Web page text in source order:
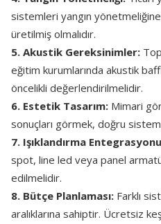
sistemleri yangın
üretilmiş olmalıdır.
5. Akustik Gereksinimler:
eğitim kurumlarında akustik
öncelikli değerlendirilmelidir.
6. Estetik Tasarım: Mimari
sonuçları görmek, doğru
7. Işıklandırma
spot, line led veya panel
edilmelidir.
8. Bütçe Planlaması: Farklı
aralıklarına sahiptir. Ücretsiz